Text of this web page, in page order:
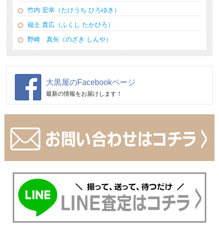
竹内 宏幸（たけうち ひろゆき）
福士 貴広（ふくし たかひろ）
野崎 真矢（のざき しんや）
大黒屋のFacebookページ
最新の情報をお届けします！